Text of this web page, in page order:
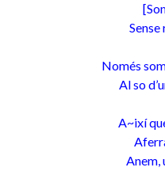
Només
Al so
A~ixí
Anem,